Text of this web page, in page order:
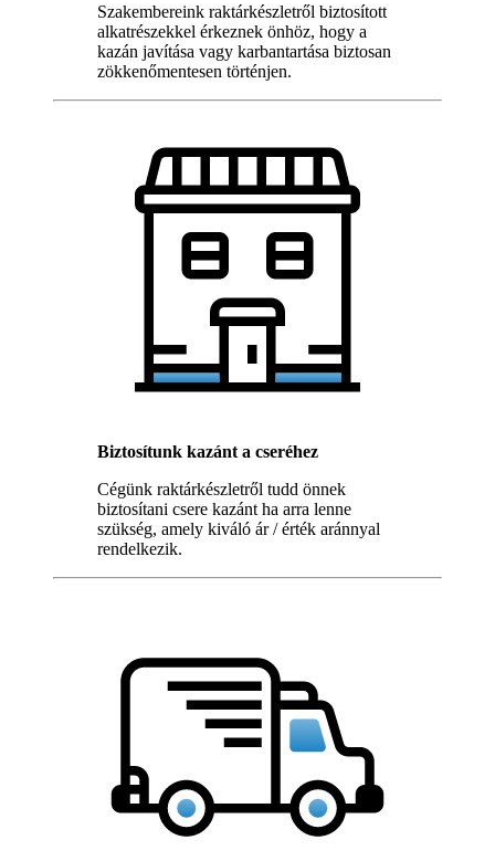
Szakembereink raktárkészletről biztosított
alkatrészekkel érkeznek önhöz, hogy a
kazán javítása vagy karbantartása biztosan
zökkenőmentesen történjen.
Biztosítunk kazánt a cseréhez
Cégünk raktárkészletről tudd önnek
biztosítani csere kazánt ha arra lenne
szükség, amely kiváló ár / érték aránnyal
rendelkezik.